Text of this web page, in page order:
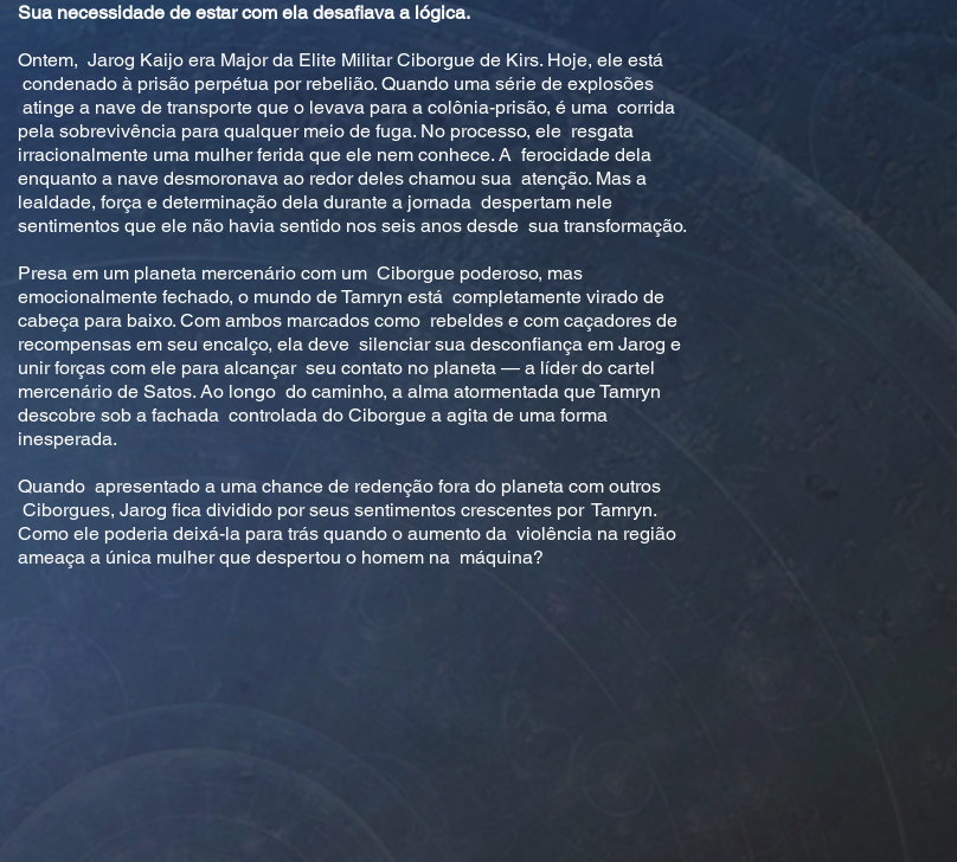
Sua necessidade de estar com ela desafiava a lógica.
Ontem, Jarog Kaijo era Major da Elite Militar Ciborgue de Kirs. Hoje, ele está
condenado à prisão perpétua por rebelião. Quando uma série de explosões
atinge a nave de transporte que o levava para a colônia-prisão, é uma corrida
pela sobrevivência para qualquer meio de fuga. No processo, ele resgata
irracionalmente uma mulher ferida que ele nem conhece. A ferocidade dela
enquanto a nave desmoronava ao redor deles chamou sua atenção. Mas a
lealdade, força e determinação dela durante a jornada despertam nele
sentimentos que ele não havia sentido nos seis anos desde sua transformação.
Presa em um planeta mercenário com um Ciborgue poderoso, mas
emocionalmente fechado, o mundo de Tamryn está completamente virado de
cabeça para baixo. Com ambos marcados como rebeldes e com caçadores de
recompensas em seu encalço, ela deve silenciar sua desconfiança em Jarog e
unir forças com ele para alcançar seu contato no planeta — a líder do cartel
mercenário de Satos. Ao longo do caminho, a alma atormentada que Tamryn
descobre sob a fachada controlada do Ciborgue a agita de uma forma
inesperada.
Quando apresentado a uma chance de redenção fora do planeta com outros
Ciborgues, Jarog fica dividido por seus sentimentos crescentes por Tamryn.
Como ele poderia deixá-la para trás quando o aumento da violência na região
ameaça a única mulher que despertou o homem na máquina?